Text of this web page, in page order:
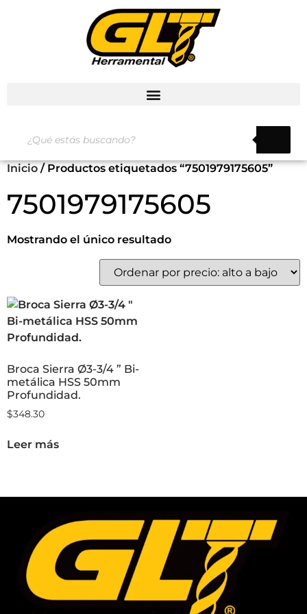
Inicio / Productos etiquetados “7501979175605”
7501979175605
Mostrando el único resultado
Broca Sierra Ø3-3/4 ” Bi-
metálica HSS 50mm
Profundidad.
$348.30
Leer más